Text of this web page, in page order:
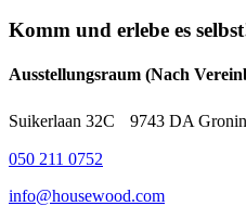
Komm und erlebe es
Ausstellungsraum (Nach
Suikerlaan 32C 9743 DA
050 211 0752
info@housewood.com